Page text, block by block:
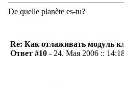
De quelle planète es-tu?
Re: Как отлаживать модуль
Ответ #10 - 24. Мая 2006 ::